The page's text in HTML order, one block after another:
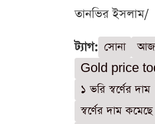
তানভির ইসলাম/
ট্যাগ: সোনা
Gold price
১ ভরি স্বর্ণের দাম
স্বর্ণের দাম কমেছে